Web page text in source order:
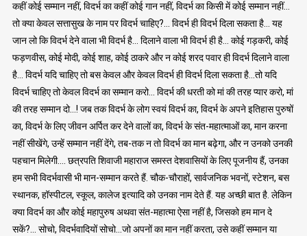
कहीं कोई सम्मान नहीं, विदर्भ का कहीं कोई गान नहीं, विदर्भ का किसी में कोई सम्मान नहीं…
तो क्या केवल सत्तासुख के नाम पर विदर्भ चाहिए?… विदर्भ ही विदर्भ दिला सकता है… यह
जान लो कि विदर्भ देने वाला भी विदर्भ है… दिलाने वाला भी विदर्भ ही है… कोई गड़करी, कोई
फड़णवीस, कोई मोदी, कोई शाह, कोई ठाकरे और न कोई शरद पवार ही विदर्भ दिलाने वाला
है… विदर्भ यदि चाहिए तो बस केवल और केवल विदर्भ ही विदर्भ दिला सकता है…तो यदि
विदर्भ चाहिए तो केवल विदर्भ का सम्मान करो… विदर्भ की धरती को मां की तरह प्यार करो, मां
की तरह सम्मान दो…! जब तक विदर्भ के लोग स्वयं विदर्भ का, विदर्भ के अपने इतिहास पुरुषों
का, विदर्भ के लिए जीवन अर्पित कर देने वालों का, विदर्भ के संत-महात्माओं का, मान करना
नहीं सीखेंगे, उन्हें सम्मान नहीं देंगे, तब-तक न तो विदर्भ का मान बढ़ेगा, और न उनको उनकी
पहचान मिलेगी…. छत्रपति शिवाजी महाराज समस्त देशवासियों के लिए पूजनीय हैं, उनका
हम सभी विदर्भवासी भी मान-सम्मान करते हैं. चौक-चौराहों, सार्वजनिक भवनों, स्टेशन, बस
स्थानक, हॉस्पीटल, स्कूल, कालेज इत्यादि को उनका नाम देते हैं. यह अच्छी बात है. लेकिन
क्या विदर्भ का और कोई महापुरुष अथवा संत-महात्मा ऐसा नहीं है, जिसको हम मान दे
सकें?… सोचो, विदर्भवादियों सोचो…जो अपनों का मान नहीं करता, उसे कहीं सम्मान या